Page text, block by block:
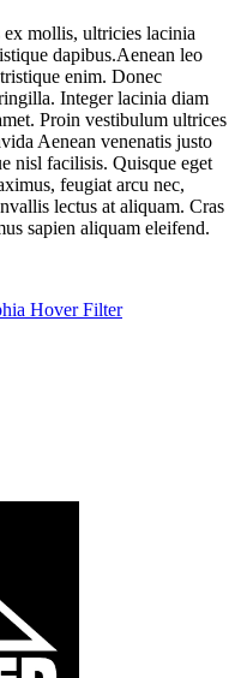
ex mollis, ultricies lacinia
dapibus.Aenean leo
enim. Donec
Integer lacinia diam
Proin vestibulum ultrices
Aenean venenatis justo
nisl facilisis. Quisque eget
feugiat arcu nec,
lectus at aliquam. Cras
sapien aliquam eleifend.
Hover Filter